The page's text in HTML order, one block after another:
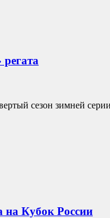
сезон зимней
на Кубок России